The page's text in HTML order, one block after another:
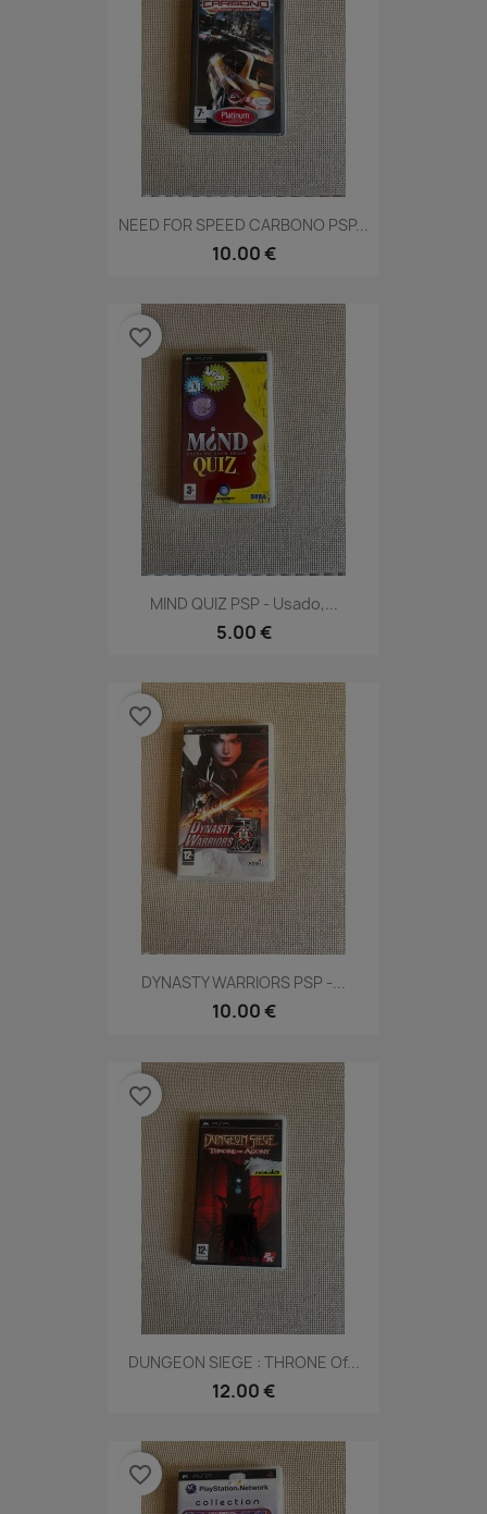
NEED FOR SPEED CARBONO PSP...
10.00 €
MIND QUIZ PSP - Usado,...
5.00 €
favorite_border
DYNASTY WARRIORS PSP -...
10.00 €
favorite_border
DUNGEON SIEGE : THRONE Of...
12.00 €
favorite_border
favorite_border